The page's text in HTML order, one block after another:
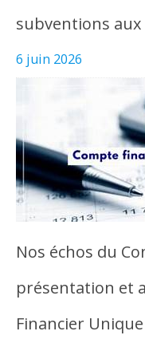
subventions aux
6 juin 2026
Nos échos du
présentation et
Financier